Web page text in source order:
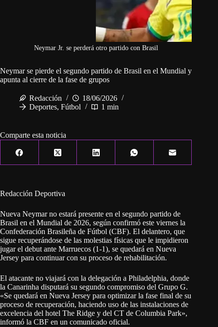
Neymar Jr. se perderá otro partido con Brasil
Neymar se pierde el segundo partido de Brasil en el Mundial y
apunta al cierre de la fase de grupos
Redacción
18/06/2026
Deportes, Fútbol 1 min
Comparte esta noticia
Redacción Deportiva
Nueva Neymar no estará presente en el segundo partido de
Brasil en el Mundial de 2026, según confirmó este viernes la
Confederación Brasileña de Fútbol (CBF). El delantero, que
sigue recuperándose de las molestias físicas que le impidieron
jugar el debut ante Marruecos (1-1), se quedará en Nueva
Jersey para continuar con su proceso de rehabilitación.
El atacante no viajará con la delegación a Philadelphia, donde
la Canarinha disputará su segundo compromiso del Grupo G.
«Se quedará en Nueva Jersey para optimizar la fase final de su
proceso de recuperación, haciendo uso de las instalaciones de
excelencia del hotel The Ridge y del CT de Columbia Park»,
informó la CBF en un comunicado oficial.